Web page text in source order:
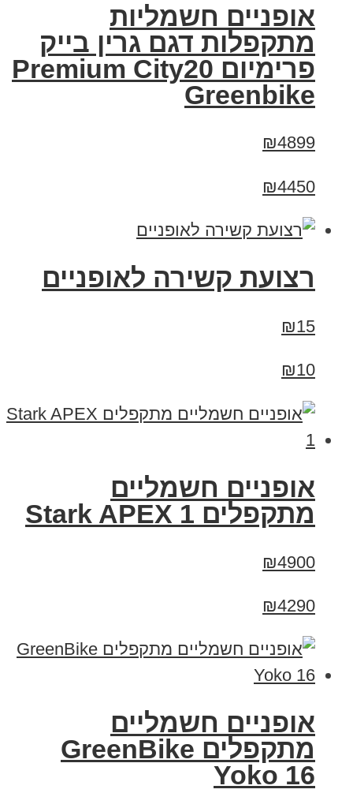
אופניים חשמליות
מתקפלות דגם גרין בייק
פרימיום Premium City20
Greenbike
₪4899
₪4450
רצועת קשירה לאופניים
₪15
₪10
‏אופניים חשמליים
‏מתקפלים Stark APEX 1
₪4900
₪4290
‏אופניים חשמליים
‏מתקפלים GreenBike
Yoko 16